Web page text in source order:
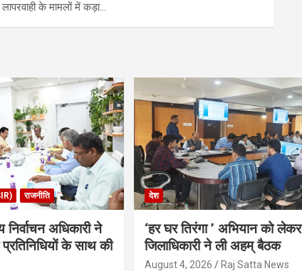
के मामलों में कड़ा…
राजनीति
अधिकारी ने
के साथ की
देश
‘हर घर तिरंगा ’ अभियान को लेकर
जिलाधिकारी ने ली अहम् बैठक
August 4, 2026 Raj Satta News